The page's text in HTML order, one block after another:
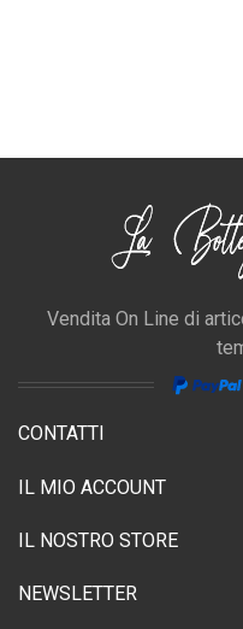
Vendita On Line di
CONTATTI
IL MIO ACCOUNT
IL NOSTRO STORE
NEWSLETTER